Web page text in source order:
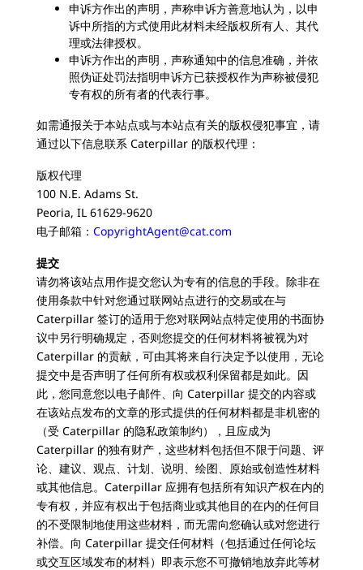
申诉方作出的声明，声称申诉方善意地认为，以申
诉中所指的方式使用此材料未经版权所有人、其代
理或法律授权。
申诉方作出的声明，声称通知中的信息准确，并依
照伪证处罚法指明申诉方已获授权作为声称被侵犯
专有权的所有者的代表行事。
如需通报关于本站点或与本站点有关的版权侵犯事宜，请
通过以下信息联系 Caterpillar 的版权代理：
版权代理
100 N.E. Adams St.
Peoria, IL 61629-9620
电子邮箱： CopyrightAgent@cat.com
提交
请勿将该站点用作提交您认为专有的信息的手段。除非在
使用条款中针对您通过联网站点进行的交易或在与
Caterpillar 签订的适用于您对联网站点特定使用的书面协
议中另行明确规定，否则您提交的任何材料将被视为对
Caterpillar 的贡献，可由其将来自行决定予以使用，无论
提交中是否声明了任何所有权或权利保留都是如此。因
此，您同意您以电子邮件、向 Caterpillar 提交的内容或
在该站点发布的文章的形式提供的任何材料都是非机密的
（受 Caterpillar 的隐私政策制约），且应成为
Caterpillar 的独有财产，这些材料包括但不限于问题、评
论、建议、观点、计划、说明、绘图、原始或创造性材料
或其他信息。Caterpillar 应拥有包括所有知识产权在内的
专有权，并应有权出于包括商业或其他目的在内的任何目
的不受限制地使用这些材料，而无需向您确认或对您进行
补偿。向 Caterpillar 提交任何材料（包括通过任何论坛
或交互区域发布的材料）即表示您不可撤销地放弃此等材